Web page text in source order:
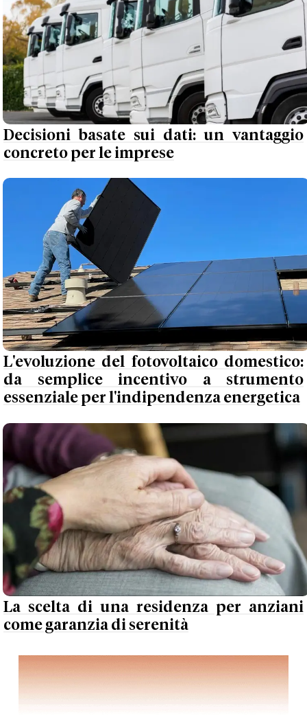
Decisioni basate sui dati: un vantaggio
concreto per le imprese
L'evoluzione del fotovoltaico domestico:
da semplice incentivo a strumento
essenziale per l'indipendenza energetica
La scelta di una residenza per anziani
come garanzia di serenità